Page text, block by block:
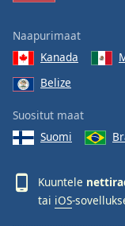
Naapurimaat
Kanada
Belize
Suositut maat
Suomi
Kuuntele
tai iOS-